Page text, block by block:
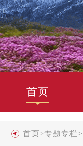
首页
首页>专题专栏>